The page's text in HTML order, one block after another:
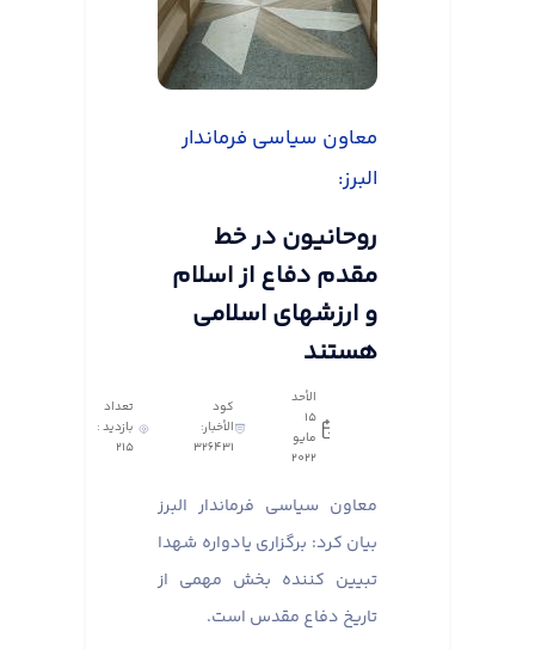
معاون سیاسی فرماندار
البرز:
روحانیون در خط
مقدم دفاع از اسلام
و ارزشهای اسلامی
هستند
الأحد
١٥
مايو
٢٠٢٢
كود
الأخبار:
326431
تعداد
بازدید :
215
معاون سیاسی فرماندار البرز
بیان کرد: برگزاری یادواره شهدا
تبیین کننده بخش مهمی از
تاریخ دفاع مقدس است.